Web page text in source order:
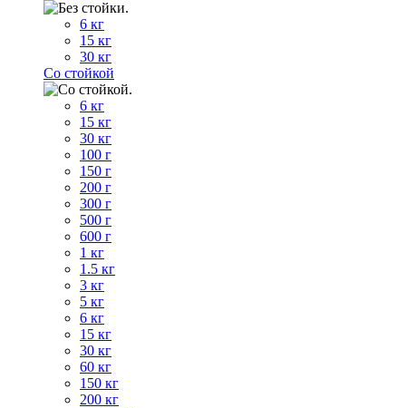
6 кг
15 кг
30 кг
Со стойкой
6 кг
15 кг
30 кг
100 г
150 г
200 г
300 г
500 г
600 г
1 кг
1.5 кг
3 кг
5 кг
6 кг
15 кг
30 кг
60 кг
150 кг
200 кг